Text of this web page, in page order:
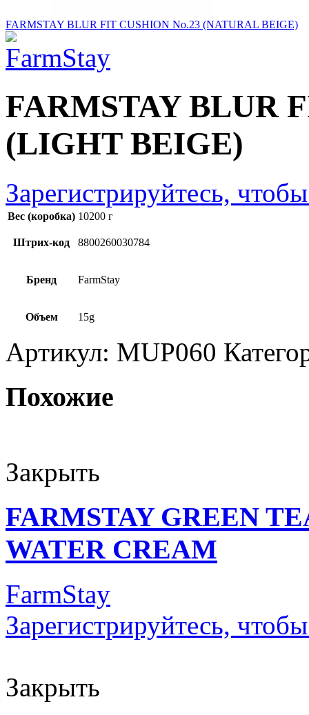
FARMSTAY BLUR FIT CUSHION No.23 (NATURAL BEIGE)
FARMSTAY BLUR
(LIGHT BEIGE)
Зарегистрируйтесь,
Вес (коробка) 10200 г
Штрих-код 8800260030784
Бренд FarmStay
Объем 15g
Артикул: MUP060
Похожие
Закрыть
FARMSTAY GREEN
WATER CREAM
FarmStay
Зарегистрируйтесь,
Закрыть